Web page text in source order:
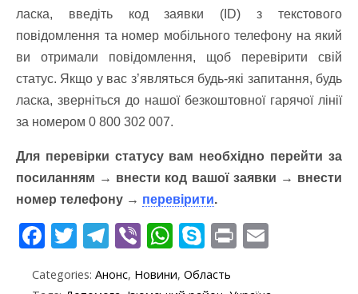
ласка, введіть код заявки (ID) з текстового
повідомлення та номер мобільного телефону на який
ви отримали повідомлення, щоб перевірити свій
статус. Якщо у вас з’являться будь-які запитання, будь
ласка, зверніться до нашої безкоштовної гарячої лінії
за номером 0 800 302 007.
Для перевірки статусу вам необхідно перейти за
посиланням → внести код вашої заявки → внести
номер телефону → перевірити.
F
e
T
itt
T
e
Vi
er
W
at
S
y
Pr
t ai
Categories: Анонс, Новини, Область